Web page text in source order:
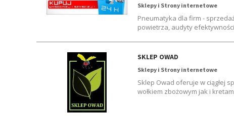
Sklepy i Strony internetowe
Pneumatyka dla firm -
powietrza, audyty
SKLEP OWAD
Sklepy i Strony internetowe
Sklep Owad oferuje w ciągłej
wołkiem zbożowym jak i